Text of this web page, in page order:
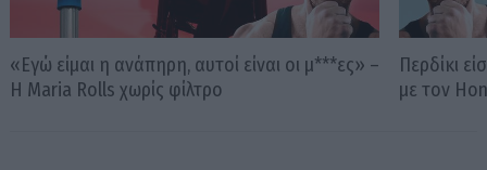
«Εγώ είμαι η ανάπηρη, αυτοί είναι οι μ***ες» –
Η Maria Rolls χωρίς φίλτρο
Περδίκι
με τον